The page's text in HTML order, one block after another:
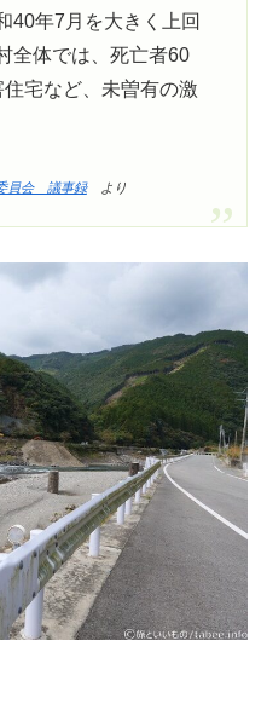
40年7月を大きく上回
全体では、死亡者60
宅など、未曽有の激
員会 議事録より